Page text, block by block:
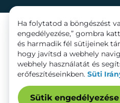
Ha folytatod a böngészést
engedélyezése,” gombra
és harmadik fél sütijeinek
hogy javítsd a webhely
webhely használatát és
erőfeszítéseinkben. Süti
Sütik engedélyezése